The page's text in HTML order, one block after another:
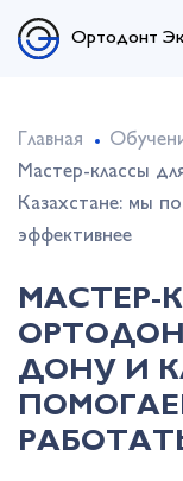
Ортодонт
Главная
Мастер-классы
Казахстане: мы
эффективнее
МАСТЕР-
ДОНУ И